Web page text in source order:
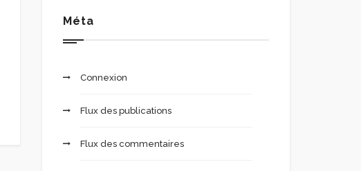
Méta
Connexion
Flux des publications
Flux des commentaires